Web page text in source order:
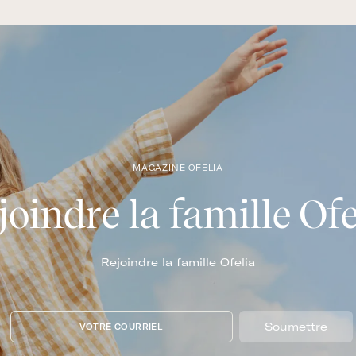
MAGAZINE OFELIA
la famille
Rejoindre la famille Ofelia
VOTRE COURRIEL Soumettre